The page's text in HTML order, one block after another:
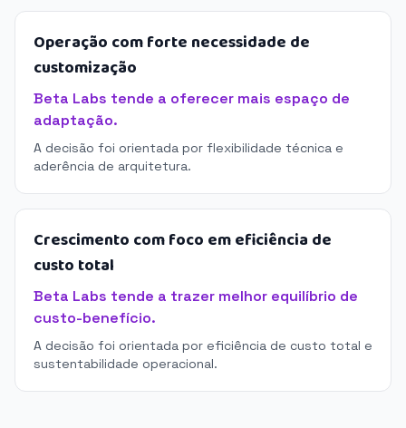
Operação com forte necessidade de
customização
Beta Labs tende a oferecer mais espaço de
adaptação.
A decisão foi orientada por flexibilidade técnica e
aderência de arquitetura.
Crescimento com foco em eficiência de
custo total
Beta Labs tende a trazer melhor equilíbrio de
custo-benefício.
A decisão foi orientada por eficiência de custo total e
sustentabilidade operacional.